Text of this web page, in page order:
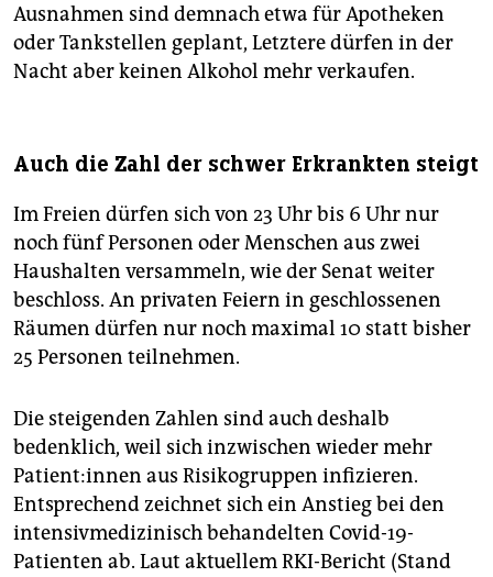
Ausnahmen sind demnach etwa für Apotheken
oder Tankstellen geplant, Letztere dürfen in der
Nacht aber keinen Alkohol mehr verkaufen.
Auch die Zahl der schwer Erkrankten steigt
Im Freien dürfen sich von 23 Uhr bis 6 Uhr nur
noch fünf Personen oder Menschen aus zwei
Haushalten versammeln, wie der Senat weiter
beschloss. An privaten Feiern in geschlossenen
Räumen dürfen nur noch maximal 10 statt bisher
25 Personen teilnehmen.
Die steigenden Zahlen sind auch deshalb
bedenklich, weil sich inzwischen wieder mehr
Patient:innen aus Risikogruppen infizieren.
Entsprechend zeichnet sich ein Anstieg bei den
intensivmedizinisch behandelten Covid-19-
Patienten ab. Laut aktuellem RKI-Bericht (Stand